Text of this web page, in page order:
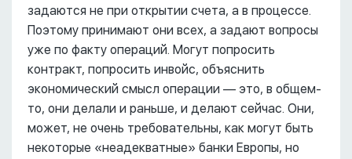
задаются не при открытии счета, а в процессе.
Поэтому принимают они всех, а задают вопросы
уже по факту операций. Могут попросить
контракт, попросить инвойс, объяснить
экономический смысл операции –– это, в общем-
то, они делали и раньше, и делают сейчас. Они,
может, не очень требовательны, как могут быть
некоторые «неадекватные» банки Европы, но